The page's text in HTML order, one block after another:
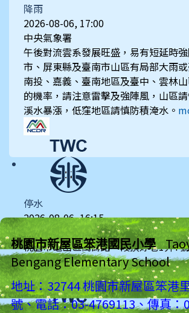
降雨
2026-08-06, 17:00
中央氣象署
午後對流雲系發展旺盛，易有短延時
市、屏東縣及臺南市山區有局部大雨
南投、嘉義、臺南地區及臺中、雲林
的機率，請注意雷擊及強陣風，山區
溪水暴漲，低窪地區請慎防積淹水。
停水
2026-08-06, 16:15
台灣自來水公司
桃園市龜山區萬壽路一段頂好巷1弄7
more...
桃園市新屋區笨港國民小學
Bengang Elementary School
地址：32744 桃園市新屋區笨港
號、電話：03-4769113、傳真：